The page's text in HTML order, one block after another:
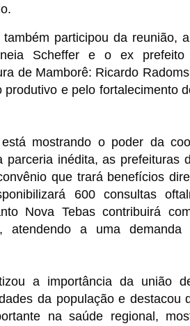
participou da reunião,
Scheffer e o ex
de Mamborê: Ricardo
e pelo fortalecimento
mostrando o poder da
parceria inédita, as prefeituras
que trará benefícios
600 consultas
Nova Tebas contribuirá
atendendo a uma demanda
a importância da união
da população e destacou
na saúde regional,